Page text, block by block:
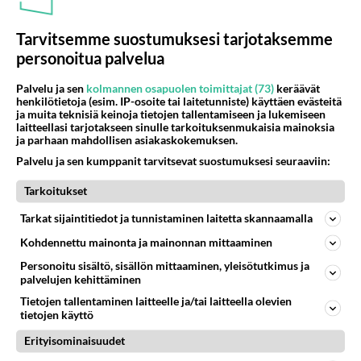
TV-leffa: American Hustle - Ei
botoxia, vaan permiksiä -
Cooleimmat discosiskot ja
karjut kuvissa
PARAS LEFFA IKINÄ
Tarvitsemme suostumuksesi tarjotaksemme
personoitua palvelua
Palvelu ja sen kolmannen osapuolen toimittajat (73) keräävät
henkilötietoja (esim. IP-osoite tai laitetunniste) käyttäen evästeitä
ja muita teknisiä keinoja tietojen tallentamiseen ja lukemiseen
laitteellasi tarjotakseen sinulle tarkoituksenmukaisia mainoksia
ja parhaan mahdollisen asiakaskokemuksen.
Palvelu ja sen kumppanit tarvitsevat suostumuksesi seuraaviin:
Tarkoitukset
Tarkat sijaintitiedot ja tunnistaminen laitetta skannaamalla
Kohdennettu mainonta ja mainonnan mittaaminen
Personoitu sisältö, sisällön mittaaminen, yleisötutkimus ja
palvelujen kehittäminen
Tietojen tallentaminen laitteelle ja/tai laitteella olevien
tietojen käyttö
Erityisominaisuudet